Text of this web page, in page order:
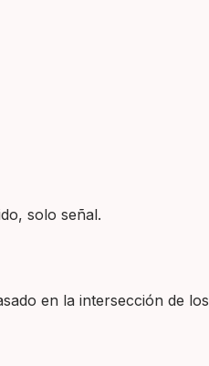
solo señal.
en la intersección de